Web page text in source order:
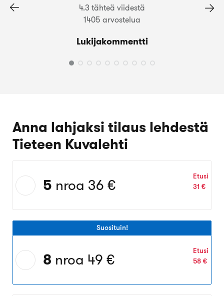
4.3 tähteä viidestä
1405 arvostelua
Lukijakommentti
Anna lahjaksi tilaus lehdestä
Tieteen Kuvalehti
erbjudande:
5
5 nroa 36 €
Etusi
31 €
Suosituin!
erbjudande:
8
8 nroa 49 €
Etusi
58 €